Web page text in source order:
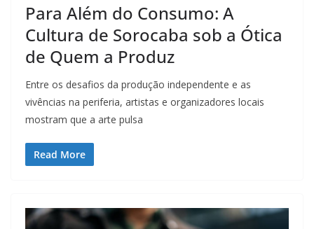
Para Além do Consumo: A
Cultura de Sorocaba sob a Ótica
de Quem a Produz
Entre os desafios da produção independente e as
vivências na periferia, artistas e organizadores locais
mostram que a arte pulsa
Read More